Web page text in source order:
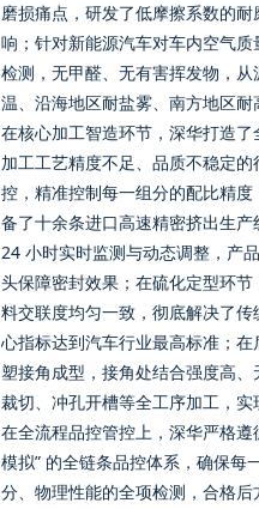
磨损痛点，研发了低摩擦系数的
响；针对新能源汽车对车内空气
检测，无甲醛、无有害挥发物，
温、沿海地区耐盐雾、南方地区耐
在核心加工智造环节，深华打造
加工工艺精度不足、品质不稳定
控，精准控制每一组分的配比精
备了十余条进口高速精密挤出生
24 小时实时监测与动态调整，产
头保障密封效果；在硫化定型环
料交联度均匀一致，彻底解决了
心指标达到汽车行业最高标准；
塑接角成型，接角处结合强度高
裁切、冲孔开槽等全工序加工，
在全流程品控管控上，深华严格
模拟” 的全链条品控体系，确保每
分、物理性能的全项检测，合格